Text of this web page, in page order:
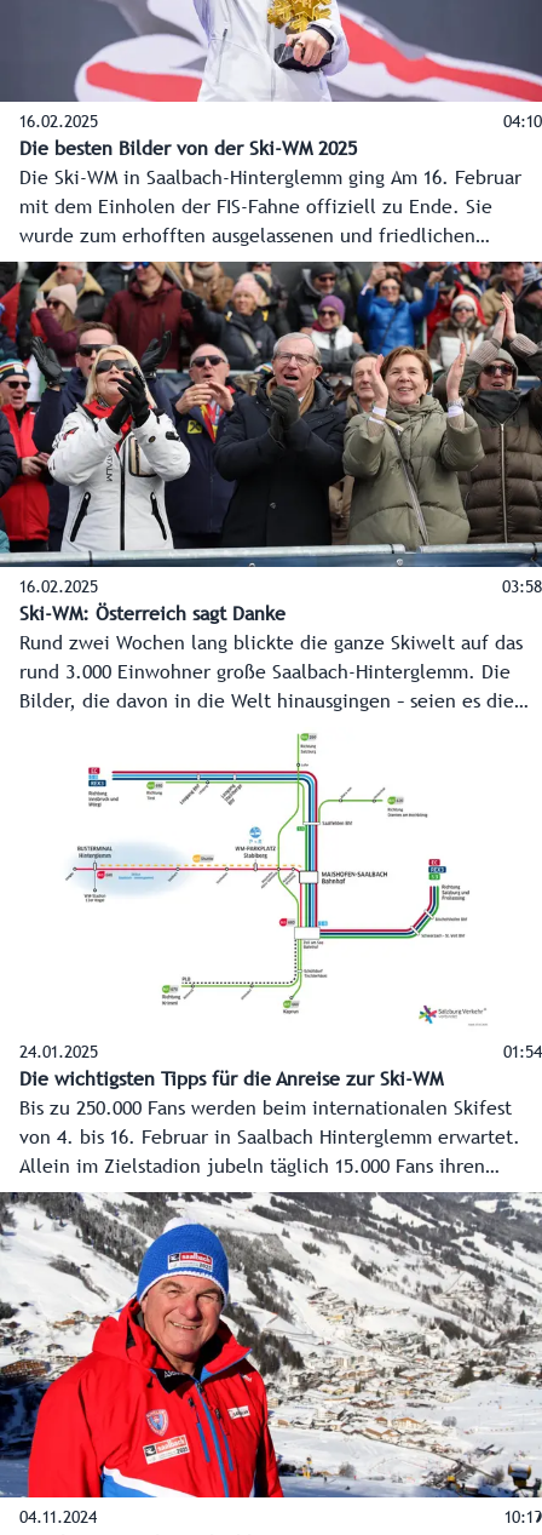
16.02.2025 04:10
Die besten Bilder von der Ski-WM 2025
Die Ski-WM in Saalbach-Hinterglemm ging Am 16. Februar
mit dem Einholen der FIS-Fahne offiziell zu Ende. Sie
wurde zum erhofften ausgelassenen und friedlichen
Skifest, einem WM-Märchen 2.0. Die insgesamt rund
175.000 Fans im Zielstadion und entlang der Strecke
werden sich noch lange an die spannenden Entscheidungen
und wundervollen Bilder erinnern.
16.02.2025 03:58
Ski-WM: Österreich sagt Danke
Rund zwei Wochen lang blickte die ganze Skiwelt auf das
rund 3.000 Einwohner große Saalbach-Hinterglemm. Die
Bilder, die davon in die Welt hinausgingen – seien es die
Erfolge der Athleten oder die Leistungen der vielen
fleißigen Hände - werden noch weit in der Zukunft
Menschen in die Region ziehen. Der Dank des ganzen
Landes ist Saalbach-Hinterglemm sicher.
24.01.2025 01:54
Die wichtigsten Tipps für die Anreise zur Ski-WM
Bis zu 250.000 Fans werden beim internationalen Skifest
von 4. bis 16. Februar in Saalbach Hinterglemm erwartet.
Allein im Zielstadion jubeln täglich 15.000 Fans ihren
Skistars zu. Die Anreise zu den Rennen und Veranstaltungen
wird also eine Herausforderung, aber jeder hat es selbst in
der Hand und die Veranstalter haben vorgesorgt. Am
stressfreiesten ist die Anreise eindeutig mit den Öffis oder
auf Ski.
04.11.2024 10:19